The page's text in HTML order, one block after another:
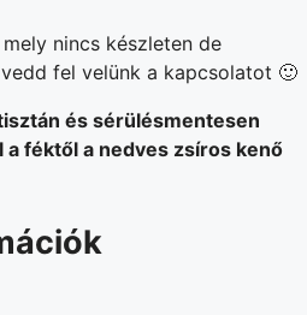
nincs készleten de
fel velünk a kapcsolatot 🙂
és sérülésmentesen
féktől a nedves zsíros kenő